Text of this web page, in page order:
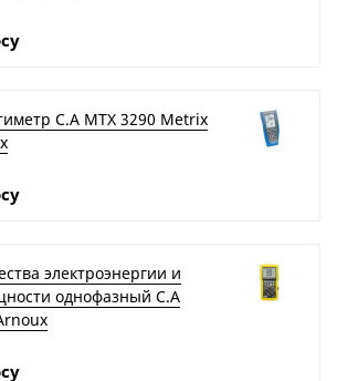
C.A MTX 3290 Metrix
электроэнергии и
однофазный C.A